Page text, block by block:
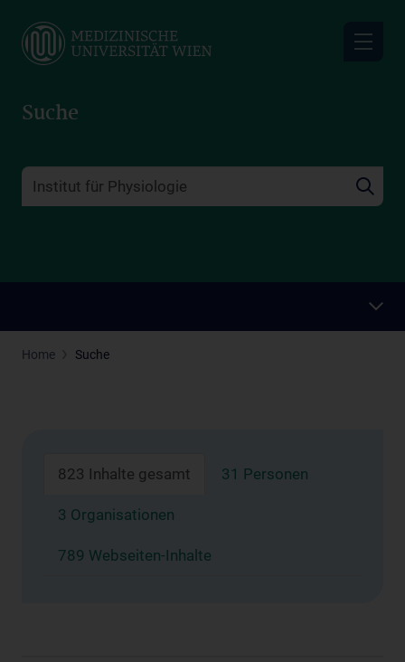
main
Suche
Home Suche
823 Inhalte gesamt 31 Personen
3 Organisationen
789 Webseiten-Inhalte